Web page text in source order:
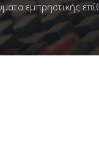
εμπρηστικής